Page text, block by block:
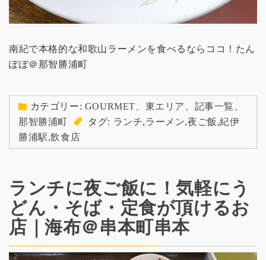
南紀で本格的な和歌山ラーメンを食べるならココ！たん
ぽぽ＠那智勝浦町
カテゴリー: GOURMET 東エリア 記事一覧
那智勝浦町
タグ: ランチ,ラーメン,夜ご飯 ,紀伊
勝浦駅,飲食店
ランチに夜ご飯に！気軽にう
どん・そば・定食が頂けるお
店｜海布＠串本町串本